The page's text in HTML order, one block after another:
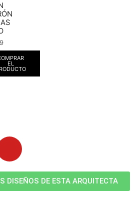
EL
DISEÑOS DE ESTA ARQUITECTA